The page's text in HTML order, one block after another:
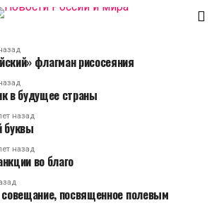
флагман рисосеяния
в будущее страны
назад
буквы
назад
во благо
совещание, посвященное полевым